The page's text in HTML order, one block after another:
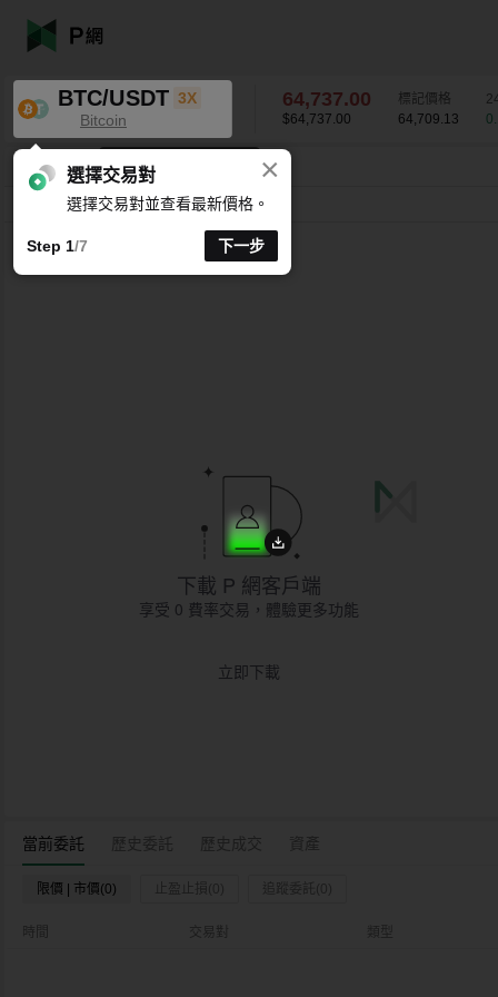
BTC/USDT 3X
Bitcoin
64,737.00
$64,737.00
標記價格
64,709.13
BTC/USDT 0.15 % 64,737.00
15 分1 時4 時1 天1 週
當前委託 歷史委託 歷史成交
限價 | 市價(0) 止盈止損(0) 追蹤委託(0)
時間 交易對 類型
下載 P 網客戶端
享受 0 費率交易，體驗更多功能
立即下載
K 線時間週期支援自訂 ×
選擇交易對
選擇交易對並查看最新價格。
Step 1/7 下一步